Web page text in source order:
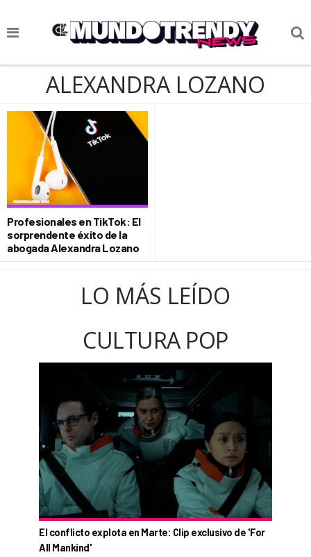
NOTICIAS
CIENCIA Y TECNOLOGÍA
SOCIEDAD
CULTURIZANDO.COM
ALEXANDRA LOZANO
Profesionales en TikTok: El
sorprendente éxito de la
abogada Alexandra Lozano
LO MÁS LEÍDO
CULTURA POP
El conflicto explota en Marte: Clip exclusivo de 'For
All Mankind'